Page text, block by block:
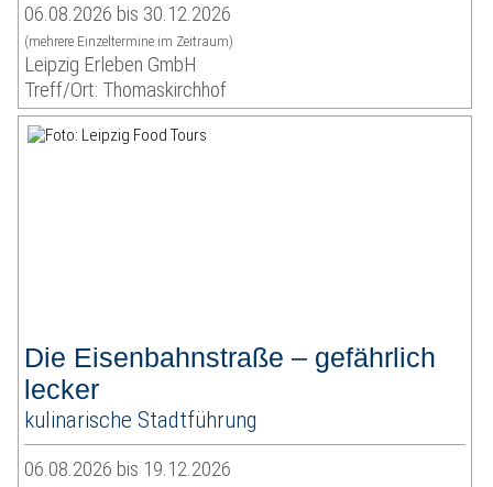
06.08.2026 bis 30.12.2026
(mehrere Einzeltermine im Zeitraum)
Leipzig Erleben GmbH
Treff/Ort: Thomaskirchhof
Die Eisenbahnstraße – gefährlich
lecker
kulinarische Stadtführung
06.08.2026 bis 19.12.2026